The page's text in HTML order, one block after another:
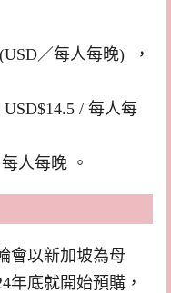
／每人每晚) ，
/ 每人每
人每晚 。
會以新加坡為母
年底就開始預購，